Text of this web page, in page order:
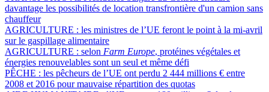
davantage les possibilités de location transfrontière d'un camion sans
chauffeur
AGRICULTURE : les ministres de l’UE feront le point à la mi-avril
sur le gaspillage alimentaire
AGRICULTURE : selon Farm Europe, protéines végétales et
énergies renouvelables sont un seul et même défi
PÊCHE : les pêcheurs de l’UE ont perdu 2 444 millions € entre
2008 et 2016 pour mauvaise répartition des quotas